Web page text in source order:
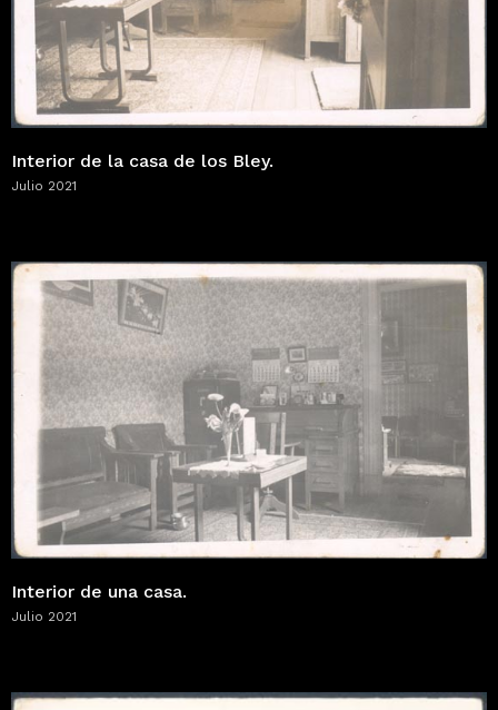
Interior de la casa de los Bley.
Julio 2021
Interior de una casa.
Julio 2021